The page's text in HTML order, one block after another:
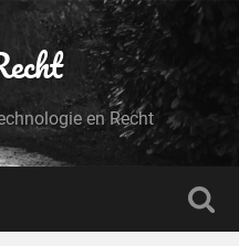
en Recht